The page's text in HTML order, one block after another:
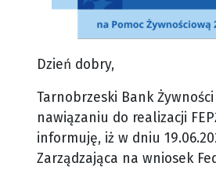
Dzień dobry,
Tarnobrzeski Bank
nawiązaniu do realizacji
informuję, iż w dniu
Zarządzająca na wniosek